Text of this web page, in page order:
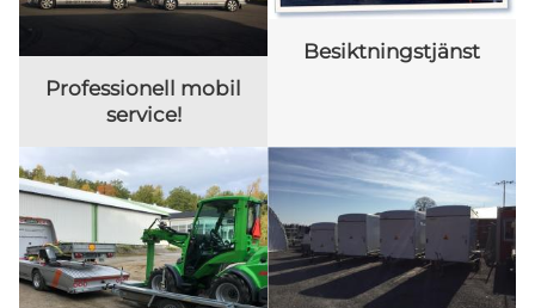
Professionell mobil
service!
Besiktningstjänst